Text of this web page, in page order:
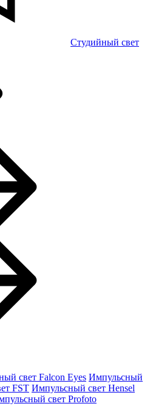
Студийный свет
свет Falcon Eyes Импульсный
FST Импульсный свет Hensel
свет Profoto